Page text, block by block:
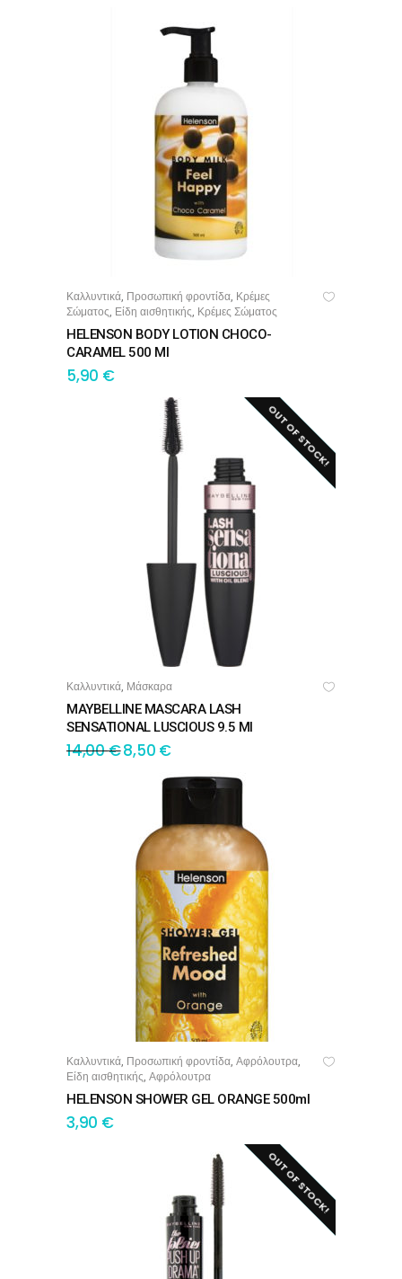
ΠΡΟΣΘΉΚΗ ΣΤΟ ΚΑΛΆΘΙ
Καλλυντικά, Προσωπική φροντίδα, Κρέμες
Σώματος, Είδη αισθητικής, Κρέμες Σώματος
HELENSON BODY LOTION CHOCO-
CARAMEL 500 Ml
5,90 €
SALE!
OUT OF STOCK!
ΔΙΑΒΆΣΤΕ ΠΕΡΙΣΣΌΤΕΡΑ
Καλλυντικά, Μάσκαρα
MAYBELLINE MASCARA LASH
SENSATIONAL LUSCIOUS 9.5 Ml
14,00€8,50 €
ΠΡΟΣΘΉΚΗ ΣΤΟ ΚΑΛΆΘΙ
Καλλυντικά, Προσωπική φροντίδα, Αφρόλουτρα,
Είδη αισθητικής, Αφρόλουτρα
HELENSON SHOWER GEL ORANGE 500ml
3,90 €
SALE!
OUT OF STOCK!